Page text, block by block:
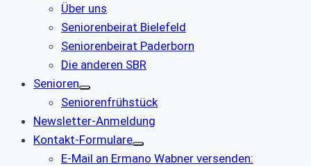
Über uns
Seniorenbeirat Bielefeld
Seniorenbeirat Paderborn
Die anderen SBR
Senioren
Seniorenfrühstück
Newsletter-Anmeldung
Kontakt-Formulare
E-Mail an Ermano Wabner versenden: